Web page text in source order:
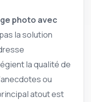
photo avec
la solution
la qualité de
ou
atout est